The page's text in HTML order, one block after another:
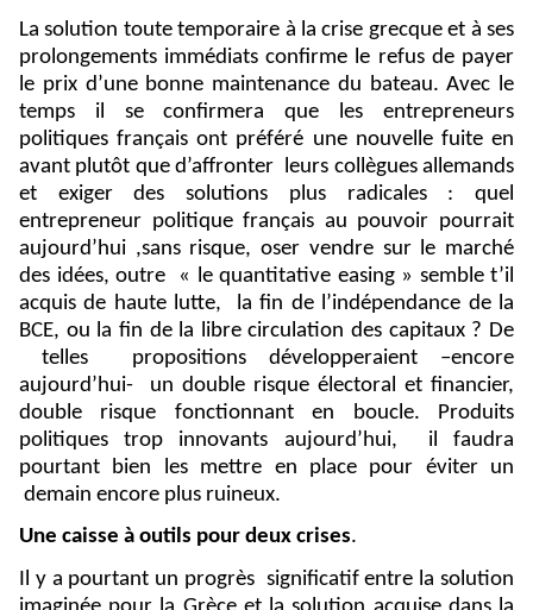
La solution toute temporaire à la crise grecque et à ses
prolongements immédiats confirme le refus de payer
le prix d’une bonne maintenance du bateau. Avec le
temps il se confirmera que les entrepreneurs
politiques français ont préféré une nouvelle fuite en
avant plutôt que d’affronter leurs collègues allemands
et exiger des solutions plus radicales : quel
entrepreneur politique français au pouvoir pourrait
aujourd’hui ,sans risque, oser vendre sur le marché
des idées, outre
« le quantitative easing » semble t’il
acquis de haute lutte,
la fin de l’indépendance de la
BCE, ou la fin de la libre circulation des capitaux ? De
telles
propositions développeraient –encore
aujourd’hui-
un double risque électoral et financier,
double risque fonctionnant en boucle. Produits
politiques trop innovants aujourd’hui,
il faudra
pourtant bien les mettre en place pour éviter un
demain encore plus ruineux.
Une caisse à outils pour deux crises.
Il y a pourtant un progrès significatif entre la solution